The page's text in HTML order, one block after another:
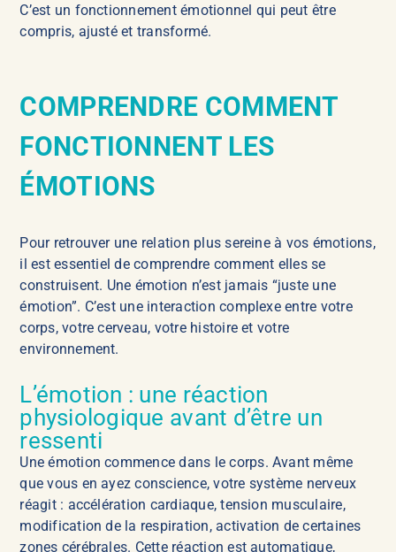
C’est un fonctionnement émotionnel qui peut être
compris, ajusté et transformé.
COMPRENDRE COMMENT
FONCTIONNENT LES
ÉMOTIONS
Pour retrouver une relation plus sereine à vos émotions,
il est essentiel de comprendre comment elles se
construisent. Une émotion n’est jamais “juste une
émotion”. C’est une interaction complexe entre votre
corps, votre cerveau, votre histoire et votre
environnement.
L’émotion : une réaction
physiologique avant d’être un
ressenti
Une émotion commence dans le corps. Avant même
que vous en ayez conscience, votre système nerveux
réagit : accélération cardiaque, tension musculaire,
modification de la respiration, activation de certaines
zones cérébrales. Cette réaction est automatique,